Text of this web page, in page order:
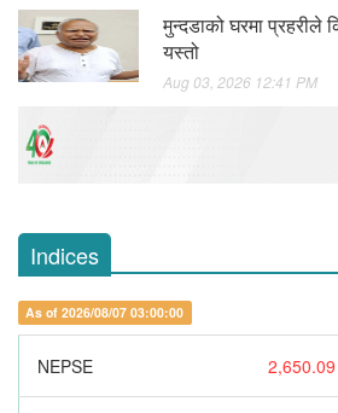
मुन्दडाको घरमा प्रहरीले
यस्तो
Aug 03, 2026 12:41 PM
Indices
As of 2026/08/07 03:00:00
NEPSE 2,650.09